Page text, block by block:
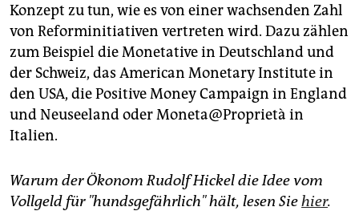
Konzept zu tun, wie es von einer wachsenden Zahl
von Reforminitiativen vertreten wird. Dazu zählen
zum Beispiel die Monetative in Deutschland und
der Schweiz, das American Monetary Institute in
den USA, die Positive Money Campaign in England
und Neuseeland oder Moneta@Proprietà in
Italien.
Warum der Ökonom Rudolf Hickel die Idee vom
Vollgeld für "hundsgefährlich" hält, lesen Siehier.